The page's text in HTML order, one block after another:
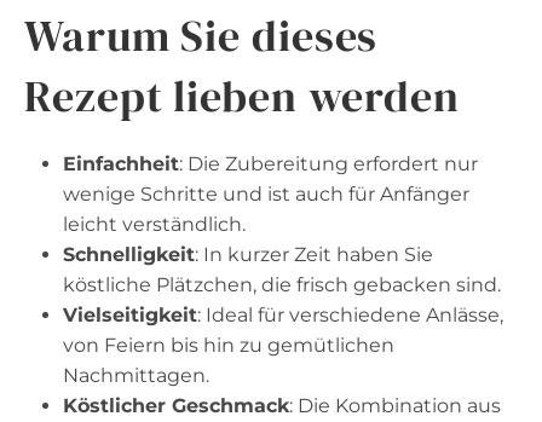
Warum Sie dieses
Rezept lieben werden
Einfachheit: Die Zubereitung erfordert nur
wenige Schritte und ist auch für Anfänger
leicht verständlich.
Schnelligkeit: In kurzer Zeit haben Sie
köstliche Plätzchen, die frisch gebacken sind.
Vielseitigkeit: Ideal für verschiedene Anlässe,
von Feiern bis hin zu gemütlichen
Nachmittagen.
Köstlicher Geschmack: Die Kombination aus